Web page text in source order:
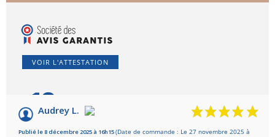
VOIR L'ATTESTATION
10/10
Basé sur 1 avis
Audrey L.
Publié le 8 décembre 2025 à 16h15(Date de commande : Le 27 novembre 2025 à